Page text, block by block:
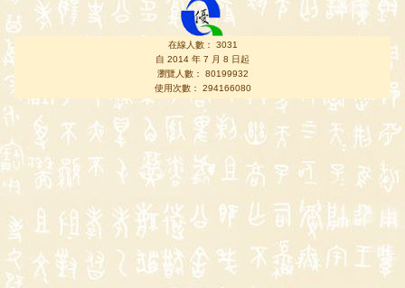
在線人數： 3031
自 2014 年 7 月 8 日起
瀏覽人數： 80199932
使用次數： 294166080